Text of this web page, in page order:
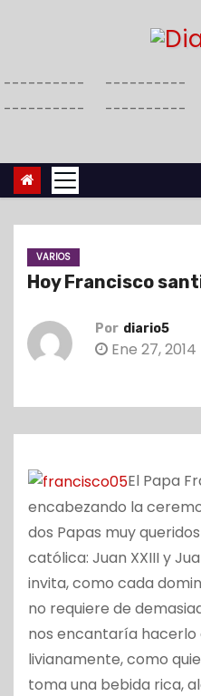
t
a
a
----------
----------
----------
----------
VARIOS
Hoy Francisco
Por diario5
Ene 27, 2014
El Papa
encabezando la
dos Papas muy
católica: Juan XXIII y
invita, como cada
no requiere de
nos encantaría hacerlo
livianamente, como
toma una bebida rica,